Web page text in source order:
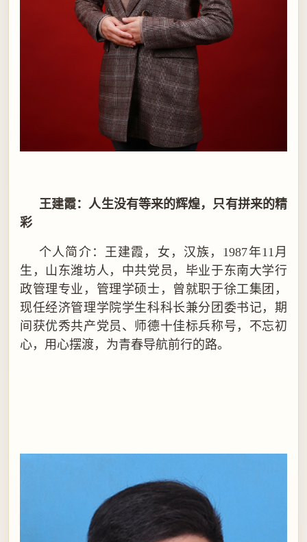
王建霞：人生没有等来的辉煌，只有拼来的精
彩
个人简介：王建霞，女，汉族， 1987年11月
生，山东潍坊人，中共党员，毕业于东南大学行
政管理专业，管理学硕士，曾就职于徐工集团，
现任经济管理学院学生科科长兼分团委书记，期
间获优秀共产党员、师德十佳标兵称号，不忘初
心，用心摆渡，为青春导航前行的路。